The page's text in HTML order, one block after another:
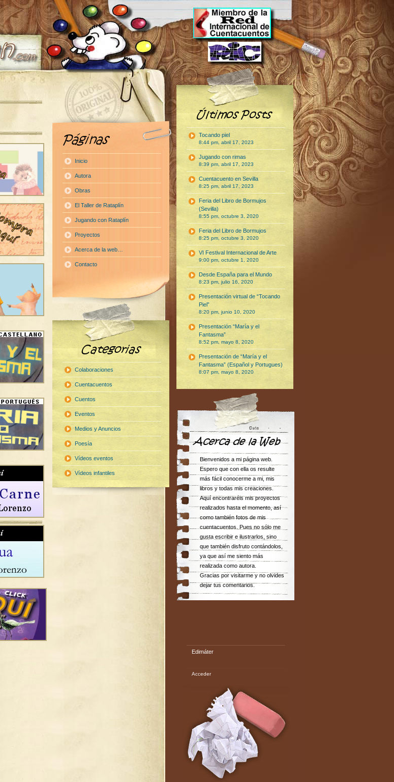
Inicio
Autora
Obras
El Taller de Rataplín
Jugando con Rataplín
Proyectos
Acerca de la web…
Contacto
Colaboraciones
Cuentacuentos
Cuentos
Eventos
Medios y Anuncios
Poesía
Vídeos eventos
Vídeos infantiles
Tocando piel
8:44 pm, abril 17, 2023
Jugando con rimas
8:39 pm, abril 17, 2023
Cuentacuento en Sevilla
8:25 pm, abril 17, 2023
Feria del Libro de Bormujos
(Sevilla)
8:55 pm, octubre 3, 2020
Feria del Libro de Bormujos
8:25 pm, octubre 3, 2020
VI Festival Internacional de Arte
9:00 pm, octubre 1, 2020
Desde España para el Mundo
8:23 pm, julio 16, 2020
Presentación virtual de “Tocando
Piel”
8:20 pm, junio 10, 2020
Presentación “María y el
Fantasma”
8:52 pm, mayo 8, 2020
Presentación de “María y el
Fantasma” (Español y Portugues)
8:07 pm, mayo 8, 2020
Bienvenidos a mi página web.
Espero que con ella os resulte
más fácil conocerme a mi, mis
libros y todas mis creaciones.
Aquí encontraréis mis proyectos
realizados hasta el momento, así
como también fotos de mis
cuentacuentos. Pues no sólo me
gusta escribir e ilustrarlos, sino
que también disfruto contándolos,
ya que así me siento más
realizada como autora.
Gracias por visitarme y no olvides
dejar tus comentarios.
Edimáter
Acceder